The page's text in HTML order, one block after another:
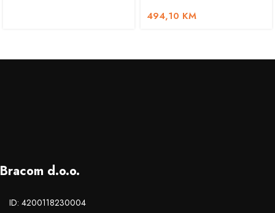
494,10 KM
Bracom d.o.o.
ID: 4200118230004